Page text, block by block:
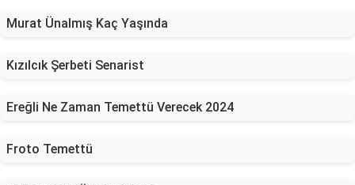
Murat Ünalmış Kaç Yaşında
Kızılcık Şerbeti Senarist
Ereğli Ne Zaman Temettü Verecek 2024
Froto Temettü